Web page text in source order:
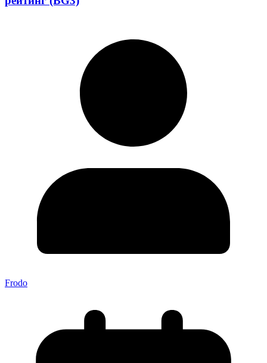
Frodo